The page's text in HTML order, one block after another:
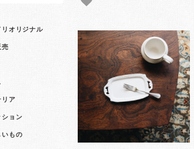
リオリジナル
売
リア
ション
いもの